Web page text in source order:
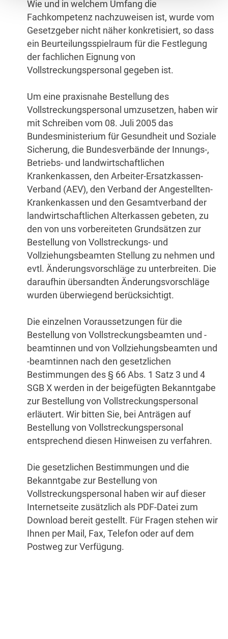
Wie und in welchem Umfang die
Fachkompetenz nachzuweisen ist, wurde vom
Gesetzgeber nicht näher konkretisiert, so dass
ein Beurteilungsspielraum für die Festlegung
der fachlichen Eignung von
Vollstreckungspersonal gegeben ist.
Um eine praxisnahe Bestellung des
Vollstreckungspersonal umzusetzen, haben wir
mit Schreiben vom 08. Juli 2005 das
Bundesministerium für Gesundheit und Soziale
Sicherung, die Bundesverbände der Innungs-,
Betriebs- und landwirtschaftlichen
Krankenkassen, den Arbeiter-Ersatzkassen-
Verband (AEV), den Verband der Angestellten-
Krankenkassen und den Gesamtverband der
landwirtschaftlichen Alterkassen gebeten, zu
den von uns vorbereiteten Grundsätzen zur
Bestellung von Vollstreckungs- und
Vollziehungsbeamten Stellung zu nehmen und
evtl. Änderungsvorschläge zu unterbreiten. Die
daraufhin übersandten Änderungsvorschläge
wurden überwiegend berücksichtigt.
Die einzelnen Voraussetzungen für die
Bestellung von Vollstreckungsbeamten und -
beamtinnen und von Vollziehungsbeamten und
-beamtinnen nach den gesetzlichen
Bestimmungen des § 66 Abs. 1 Satz 3 und 4
SGB X werden in der beigefügten Bekanntgabe
zur Bestellung von Vollstreckungspersonal
erläutert. Wir bitten Sie, bei Anträgen auf
Bestellung von Vollstreckungspersonal
entsprechend diesen Hinweisen zu verfahren.
Die gesetzlichen Bestimmungen und die
Bekanntgabe zur Bestellung von
Vollstreckungspersonal haben wir auf dieser
Internetseite zusätzlich als PDF-Datei zum
Download bereit gestellt. Für Fragen stehen wir
Ihnen per Mail, Fax, Telefon oder auf dem
Postweg zur Verfügung.